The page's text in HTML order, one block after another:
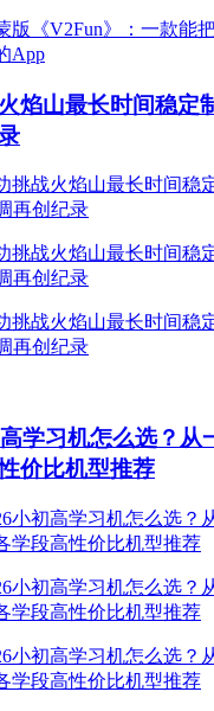
焰山最长时间稳定
学习机怎么选？从
价比机型推荐